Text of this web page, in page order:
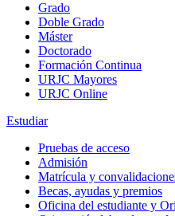
Grado
Doble Grado
Máster
Doctorado
Formación Continua
URJC Mayores
URJC Online
Estudiar
Pruebas de acceso
Admisión
Matrícula y
Becas, ayudas y premios
Oficina del estudiante y